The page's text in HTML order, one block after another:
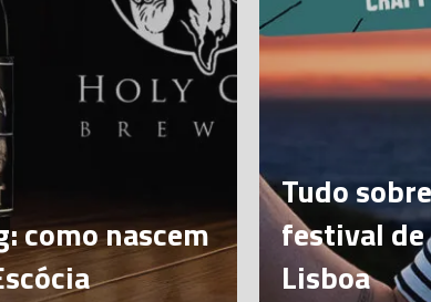
como nascem
Tudo
festival
Lisboa